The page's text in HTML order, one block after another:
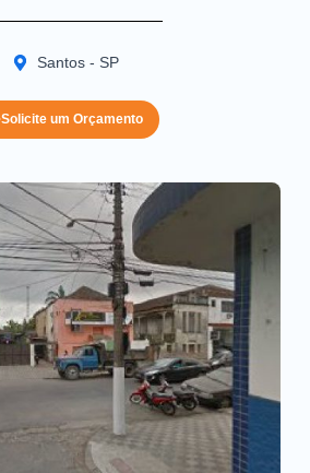
Santos - SP
Solicite um Orçamento